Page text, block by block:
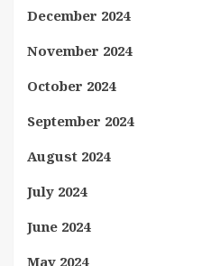
December 2024
November 2024
October 2024
September 2024
August 2024
July 2024
June 2024
May 2024